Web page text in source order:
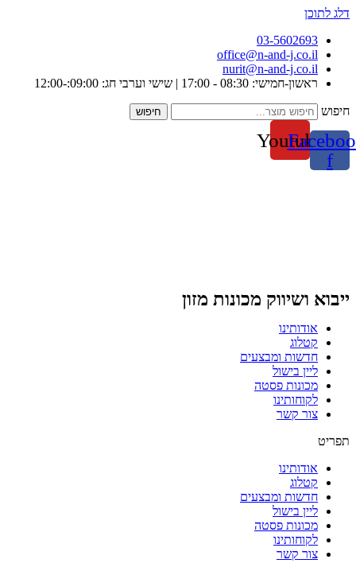
דלג לתוכן
03-5602693
office@n-and-j.co.il
nurit@n-and-j.co.il
ראשון-חמישי: 08:30 - 17:00 | שישי וערבי חג: 09:00:-12:00
חיפוש חיפוש
f
Youtube
ייבוא ושיווק מכונות מזון
אודותינו
קטלוג
חדשות ומבצעים
ליין בישול
מכונות פסטה
לקוחותינו
צור קשר
תפריט
אודותינו
קטלוג
חדשות ומבצעים
ליין בישול
מכונות פסטה
לקוחותינו
צור קשר